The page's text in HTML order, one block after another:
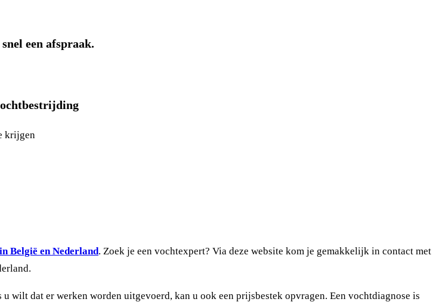
een afspraak.
krijgen
België en Nederland. Zoek je een vochtexpert? Via deze website kom je gemakkelijk in contact met
dat er werken worden uitgevoerd, kan u ook een prijsbestek opvragen. Een vochtdiagnose is